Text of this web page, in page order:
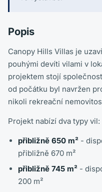
Popis
Canopy Hills Villas je
pouhými devíti vilami v
projektem stojí
od počátku byl navržen
nikoli rekreační
Projekt nabízí dva typy vil:
přibližně 650 m² -
přibližně 670 m²
přibližně 745 m² -
200 m²